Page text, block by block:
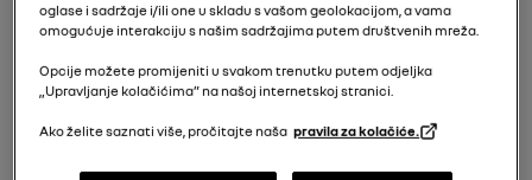
oglase i sadržaje i/ili one u skladu s vašom geolokacijom, a vama
omogućuje interakciju s našim sadržajima putem društvenih mreža.
Opcije možete promijeniti u svakom trenutku putem odjeljka
„Upravljanje kolačićima” na našoj internetskoj stranici.
Ako želite saznati više, pročitajte naša pravila za kolačiće.